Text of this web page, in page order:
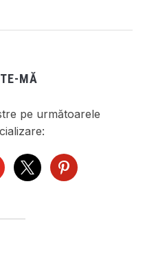
MĂ
pe următoarele
x pinterest